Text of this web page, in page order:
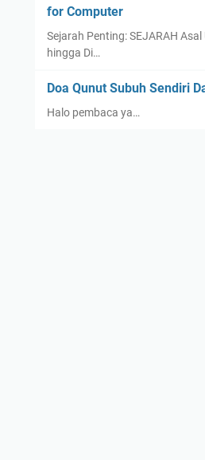
for Computer
Sejarah Penting: SEJARAH
hingga Di…
Doa Qunut Subuh Sendiri
Halo pembaca ya…